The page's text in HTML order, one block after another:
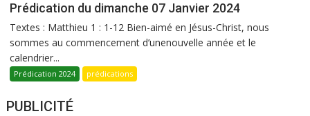
Prédication du dimanche 07 Janvier 2024
Textes : Matthieu 1 : 1-12 Bien-aimé en Jésus-Christ, nous
sommes au commencement d’unenouvelle année et le
calendrier...
Prédication 2024 prédications
PUBLICITÉ